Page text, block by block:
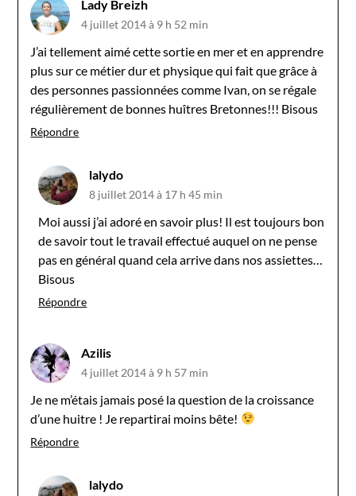
Lady Breizh
4 juillet 2014 à 9 h 52 min
J’ai tellement aimé cette sortie en mer et en apprendre
plus sur ce métier dur et physique qui fait que grâce à
des personnes passionnées comme Ivan, on se régale
régulièrement de bonnes huîtres Bretonnes!!! Bisous
Répondre
lalydo
8 juillet 2014 à 17 h 45 min
Moi aussi j’ai adoré en savoir plus! Il est toujours bon
de savoir tout le travail effectué auquel on ne pense
pas en général quand cela arrive dans nos assiettes…
Bisous
Répondre
Azilis
4 juillet 2014 à 9 h 57 min
Je ne m’étais jamais posé la question de la croissance
d’une huitre ! Je repartirai moins bête!
Répondre
lalydo